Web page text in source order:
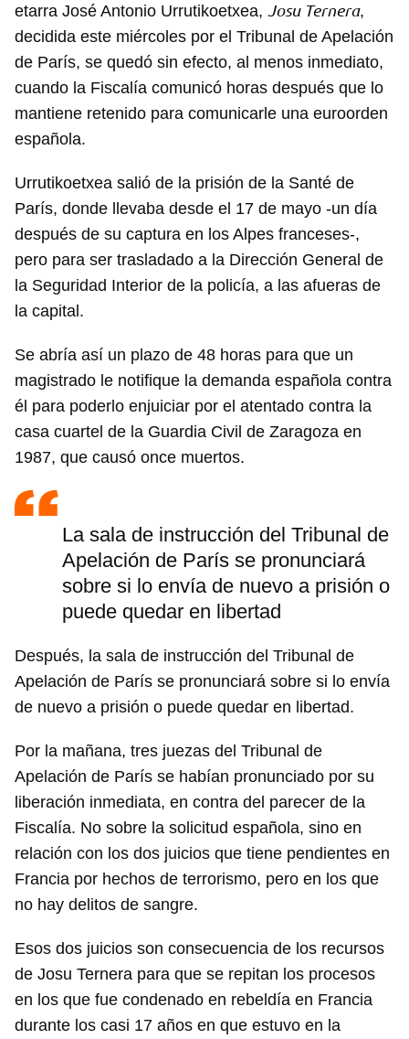
etarra José Antonio Urrutikoetxea, Josu Ternera,
decidida este miércoles por el Tribunal de Apelación
de París, se quedó sin efecto, al menos inmediato,
cuando la Fiscalía comunicó horas después que lo
mantiene retenido para comunicarle una euroorden
española.
Urrutikoetxea salió de la prisión de la Santé de
París, donde llevaba desde el 17 de mayo -un día
después de su captura en los Alpes franceses-,
pero para ser trasladado a la Dirección General de
la Seguridad Interior de la policía, a las afueras de
la capital.
Se abría así un plazo de 48 horas para que un
magistrado le notifique la demanda española contra
él para poderlo enjuiciar por el atentado contra la
casa cuartel de la Guardia Civil de Zaragoza en
1987, que causó once muertos.
La sala de instrucción del Tribunal de
Apelación de París se pronunciará
sobre si lo envía de nuevo a prisión o
puede quedar en libertad
Después, la sala de instrucción del Tribunal de
Apelación de París se pronunciará sobre si lo envía
de nuevo a prisión o puede quedar en libertad.
Por la mañana, tres juezas del Tribunal de
Apelación de París se habían pronunciado por su
liberación inmediata, en contra del parecer de la
Fiscalía. No sobre la solicitud española, sino en
relación con los dos juicios que tiene pendientes en
Francia por hechos de terrorismo, pero en los que
no hay delitos de sangre.
Esos dos juicios son consecuencia de los recursos
de Josu Ternera para que se repitan los procesos
en los que fue condenado en rebeldía en Francia
durante los casi 17 años en que estuvo en la